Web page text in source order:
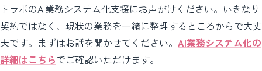
トラボのAI業務システム化支援にお声がけください。いきなり
契約ではなく、現状の業務を一緒に整理するところからで大丈
夫です。まずはお話を聞かせてください。 AI業務システム化の
詳細はこちらでご確認いただけます。